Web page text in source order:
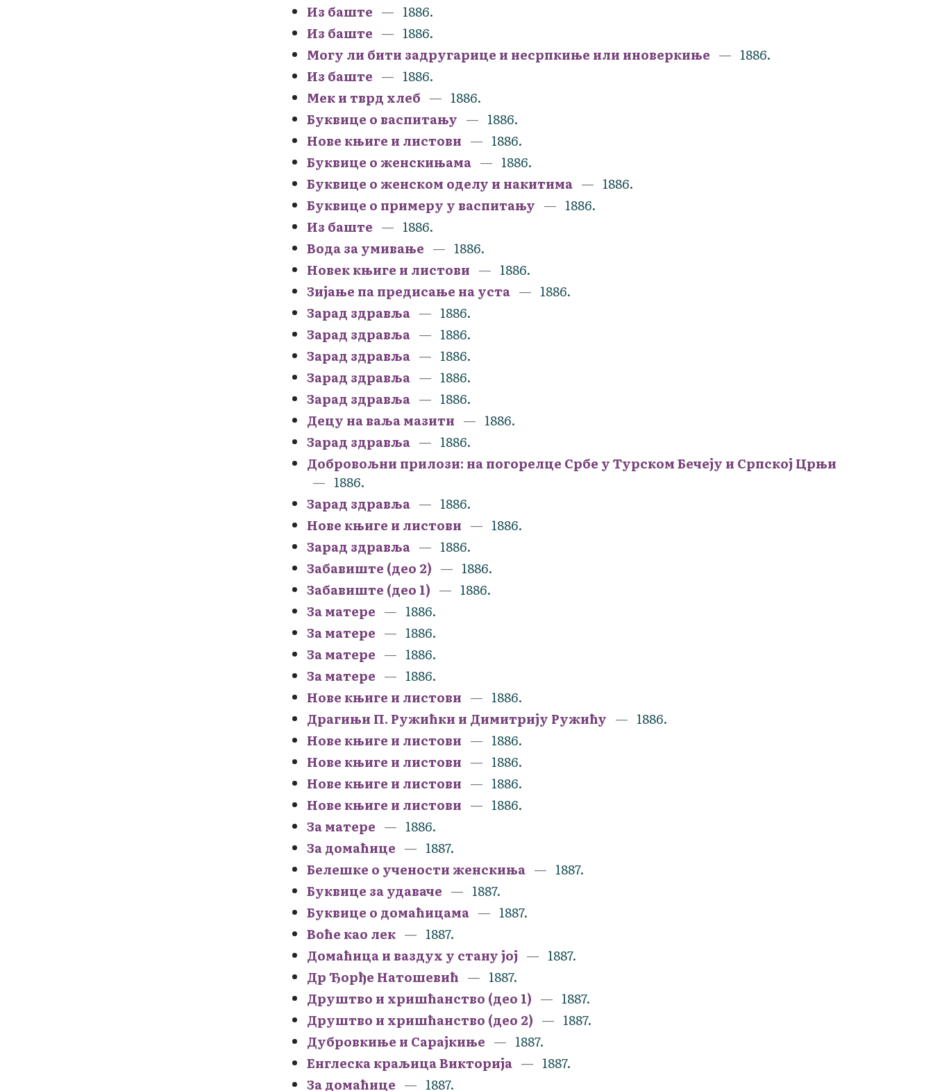
Из баште
1886.
Из баште
1886.
Могу ли бити задругарице и несрпкиње или иноверкиње
1886.
Из баште
1886.
Мек и тврд хлеб
1886.
Буквице о васпитању
1886.
Нове књиге и листови
1886.
Буквице о женскињама
1886.
Буквице о женском оделу и накитима
1886.
Буквице о примеру у васпитању
1886.
Из баште
1886.
Вода за умивање
1886.
Новек књиге и листови
1886.
Зијање па предисање на уста
1886.
Зарад здравља
1886.
Зарад здравља
1886.
Зарад здравља
1886.
Зарад здравља
1886.
Зарад здравља
1886.
Децу на ваља мазити
1886.
Зарад здравља
1886.
Добровољни прилози: на погорелце Србе у Турском Бечеју и Српској Црњи
1886.
Зарад здравља
1886.
Нове књиге и листови
1886.
Зарад здравља
1886.
Забавиште (део 2)
1886.
Забавиште (део 1)
1886.
За матере
1886.
За матере
1886.
За матере
1886.
За матере
1886.
Нове књиге и листови
1886.
Драгињи П. Ружићки и Димитрију Ружићу
1886.
Нове књиге и листови
1886.
Нове књиге и листови
1886.
Нове књиге и листови
1886.
Нове књиге и листови
1886.
За матере
1886.
За домаћице
1887.
Белешке о учености женскиња
1887.
Буквице за удаваче
1887.
Буквице о домаћицама
1887.
Воће као лек
1887.
Домаћица и ваздух у стану јој
1887.
Др Ђорђе Натошевић
1887.
Друштво и хришћанство (део 1)
1887.
Друштво и хришћанство (део 2)
1887.
Дубровкиње и Сарајкиње
1887.
Енглеска краљица Викторија
1887.
За домаћице
1887.